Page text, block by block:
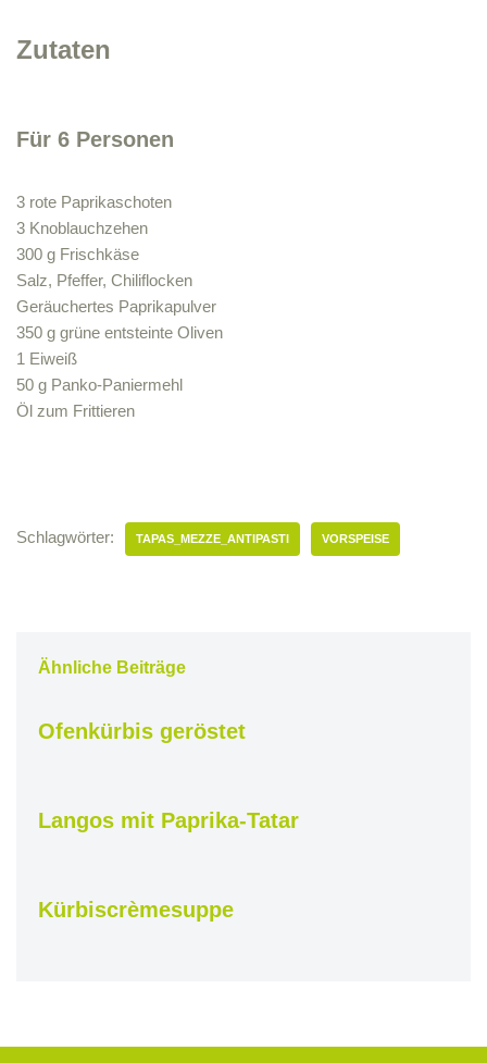
Zutaten
Für 6 Personen
3 rote Paprikaschoten
3 Knoblauchzehen
300 g Frischkäse
Salz, Pfeffer, Chiliflocken
Geräuchertes Paprikapulver
350 g grüne entsteinte Oliven
1 Eiweiß
50 g Panko-Paniermehl
Öl zum Frittieren
Schlagwörter: TAPAS_MEZZE_ANTIPASTI VORSPEISE
Ähnliche Beiträge
Ofenkürbis geröstet
Langos mit Paprika-Tatar
Kürbiscrèmesuppe